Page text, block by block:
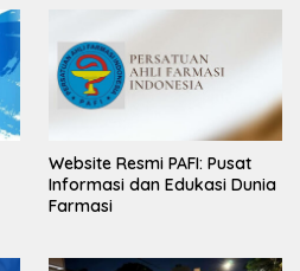
Website Resmi PAFI: Pusat
Informasi dan Edukasi Dunia
Farmasi